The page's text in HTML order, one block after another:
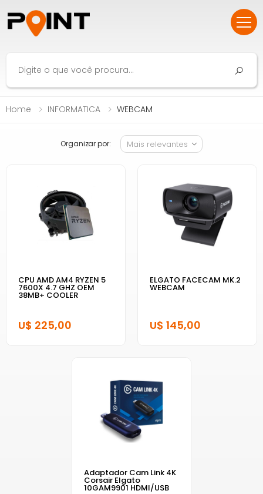
Home INFORMATICA WEBCAM
Organizar por:
CPU AMD AM4 RYZEN 5
7600X 4.7 GHZ OEM
38MB+ COOLER
U$ 225,00
ELGATO FACECAM MK.2
WEBCAM
U$ 145,00
Adaptador Cam Link 4K
Corsair Elgato
10GAM9901 HDMI/USB